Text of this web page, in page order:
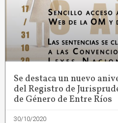
Se destaca un nuevo
del Registro de
de Género de Entre Ríos
30/10/2020